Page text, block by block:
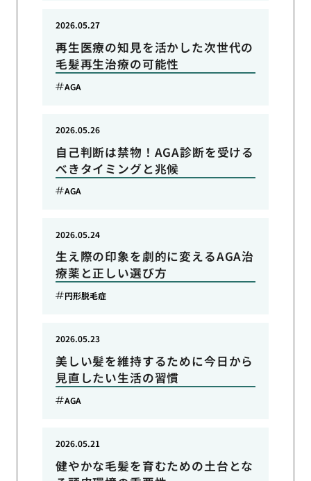
再生医療の知見を活かした次世代の
毛髪再生治療の可能性
2026.05.27
AGA
自己判断は禁物！AGA診断を受ける
べきタイミングと兆候
2026.05.26
AGA
生え際の印象を劇的に変えるAGA治
療薬と正しい選び方
2026.05.24
円形脱毛症
美しい髪を維持するために今日から
見直したい生活の習慣
2026.05.23
AGA
健やかな毛髪を育むための土台とな
2026.05.21